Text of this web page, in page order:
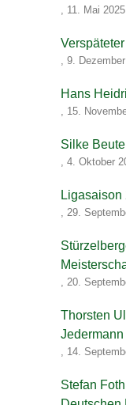
, 11. Mai 2025
, 9.
Hans
, 15.
Silke
, 4. Oktober
, 29.
, 20.
Thorsten
Jedermann
, 14.
Stefan